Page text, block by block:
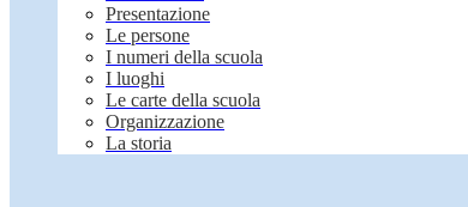
Presentazione
Le persone
I numeri della scuola
I luoghi
Le carte della scuola
Organizzazione
La storia